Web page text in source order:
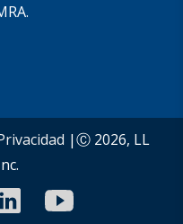
|Ⓒ 2026, LL
linkedinyoutube